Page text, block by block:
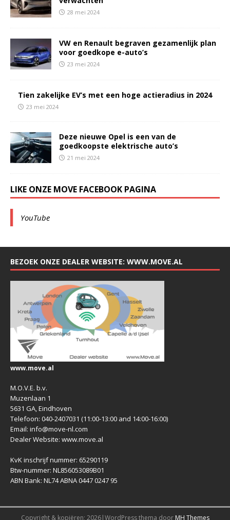
28 mei 2024
VW en Renault begraven gezamenlijk plan
voor goedkope e-auto’s
23 mei 2024
Tien zakelijke EV’s met een hoge actieradius in 2024
23 mei 2024
Deze nieuwe Opel is een van de
goedkoopste elektrische auto’s
21 mei 2024
LIKE ONZE MOVE FACEBOOK PAGINA
YouTube
BEZOEK ONZE DEALER WEBSITE: WWW.MOVE.AL
www.move.al
M.O.V.E. b.v.
Muzenlaan 1
5631 GA, Eindhoven
Telefoon: 040-2407031 (11:00-13:00 and 14:00-16:00)
Email: info@move-nl.com
Dealer Website: www.move.al
KvK inschrijf nummer: 65290119
Btw-nummer: NL856053089B01
ABN Bank: NL74 ABNA 0447 0247 95
Copyright & kopiëren; 2026|WordPress thema door MH Themes